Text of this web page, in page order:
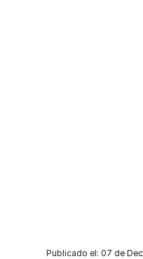
Publicado el: 07 de